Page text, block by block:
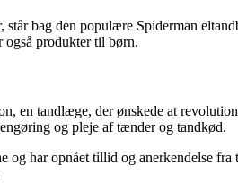
bag den populære Spiderman
også produkter til børn.
en tandlæge, der ønskede at
og pleje af tænder og tandkød.
har opnået tillid og anerkendelse